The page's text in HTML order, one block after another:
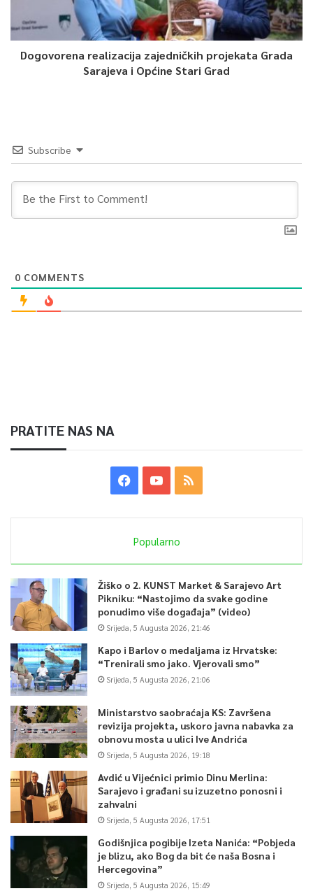
Dogovorena realizacija zajedničkih projekata Grada
Sarajeva i Općine Stari Grad
Subscribe
0 COMMENTS
PRATITE NAS NA
Popularno
Žiško o 2. KUNST Market & Sarajevo Art
Pikniku: “Nastojimo da svake godine
ponudimo više događaja” (video)
Srijeda, 5 Augusta 2026, 21:46
Kapo i Barlov o medaljama iz Hrvatske:
“Trenirali smo jako. Vjerovali smo”
Srijeda, 5 Augusta 2026, 21:06
Ministarstvo saobraćaja KS: Završena
revizija projekta, uskoro javna nabavka za
obnovu mosta u ulici Ive Andrića
Srijeda, 5 Augusta 2026, 19:18
Avdić u Vijećnici primio Dinu Merlina:
Sarajevo i građani su izuzetno ponosni i
zahvalni
Srijeda, 5 Augusta 2026, 17:51
Godišnjica pogibije Izeta Nanića: “Pobjeda
je blizu, ako Bog da bit će naša Bosna i
Hercegovina”
Srijeda, 5 Augusta 2026, 15:49